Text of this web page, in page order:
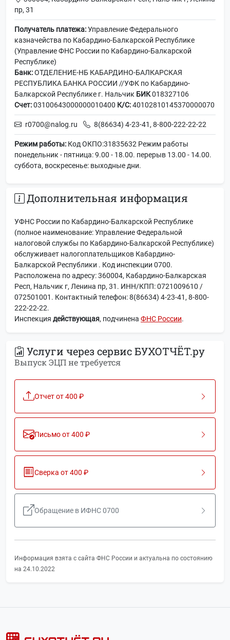
пр, 31
Получатель платежа:Управление Федерального
казначейства по Кабардино-Балкарской Республике
(Управление ФНС России по Кабардино-Балкарской
Республике)
Банк:ОТДЕЛЕНИЕ-НБ КАБАРДИНО-БАЛКАРСКАЯ
РЕСПУБЛИКА БАНКА РОССИИ //УФК по Кабардино-
Балкарской Республике г. Нальчик БИК018327106
Счет:03100643000000010400 К/С:40102810145370000070
r0700@nalog.ru 8(86634) 4-23-41, 8-800-222-22-22
Режим работы: Код ОКПО:31835632 Режим работы
понедельник - пятница: 9.00 - 18.00. перерыв 13.00 - 14.00.
суббота, воскресенье: выходные дни.
Дополнительная информация
УФНС России по Кабардино-Балкарской Республике
(полное наименование: Управление Федеральной
налоговой службы по Кабардино-Балкарской Республике)
обслуживает налогоплательщиков Кабардино-
Балкарской Республики . Код инспекции 0700.
Расположена по адресу: 360004, Кабардино-Балкарская
Респ, Нальчик г, Ленина пр, 31. ИНН/КПП: 0721009610 /
072501001. Контактный телефон: 8(86634) 4-23-41, 8-800-
222-22-22.
Инспекция действующая, подчинена ФНС России.
Услуги через сервис БУХОТЧЁТ.ру
Выпуск ЭЦП не требуется
Отчет от 400 ₽
Письмо от 400 ₽
Сверка от 400 ₽
Обращение в ИФНС 0700
Информация взята с сайта ФНС России и актуальна по состоянию
на 24.10.2022